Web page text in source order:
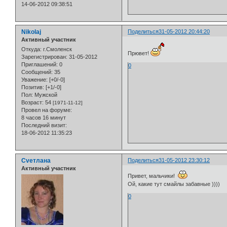
14-06-2012 09:38:51
Поделиться31-05-2012 20:44:20
Nikolaj
Активный участник
Откуда: г.Смоленск
Зарегистрирован: 31-05-2012
Приглашений: 0
Сообщений: 35
Уважение: [+0/-0]
Позитив: [+1/-0]
Пол: Мужской
Возраст: 54 [1971-11-12]
Провел на форуме:
8 часов 16 минут
Последний визит:
18-06-2012 11:35:23
Прювет!
0
Поделиться31-05-2012 23:30:12
Cveтлана
Активный участник
Привет, мальчики!
Ой, какие тут смайлы забавные ))))
0